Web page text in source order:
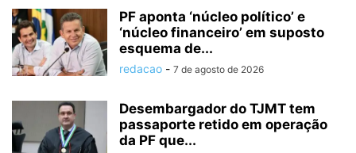
PF aponta ‘núcleo político’ e
‘núcleo financeiro’ em suposto
esquema de...
redacao - 7 de agosto de 2026
Desembargador do TJMT tem
passaporte retido em operação
da PF que...